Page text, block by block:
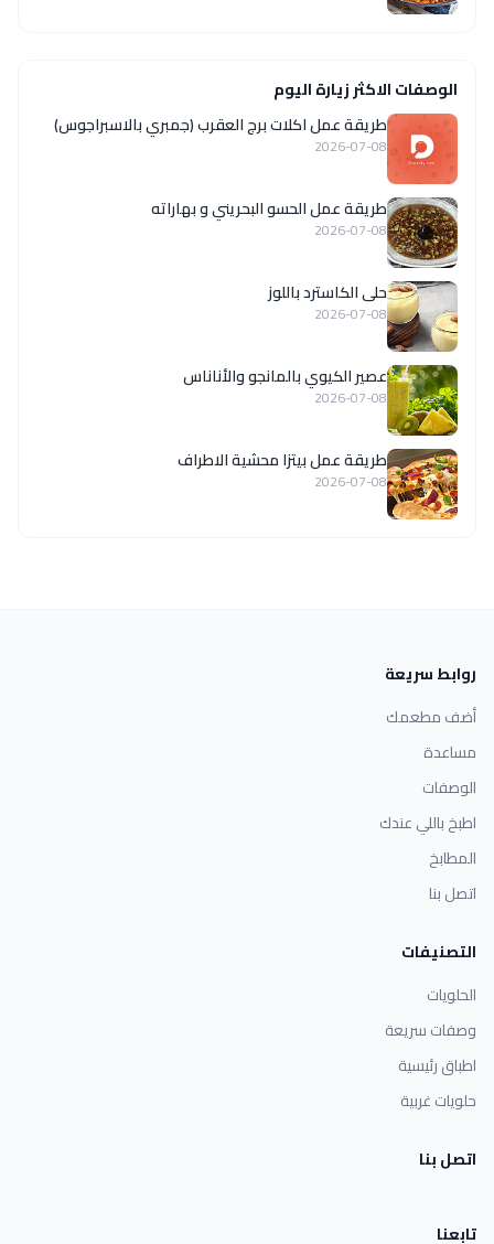
الوصفات الاكثر زيارة اليوم
طريقة عمل اكلات برج العقرب (جمبري بالاسبراجوس)
2026-07-08
طريقة عمل الحسو البحريني و بهاراته
2026-07-08
حلى الكاسترد باللوز
2026-07-08
عصير الكيوي بالمانجو والأناناس
2026-07-08
طريقة عمل بيتزا محشية الاطراف
2026-07-08
روابط سريعة
أضف مطعمك
مساعدة
الوصفات
اطبخ باللي عندك
المطابخ
اتصل بنا
التصنيفات
الحلويات
وصفات سريعة
اطباق رئيسية
حلويات غربية
اتصل بنا
تابعنا